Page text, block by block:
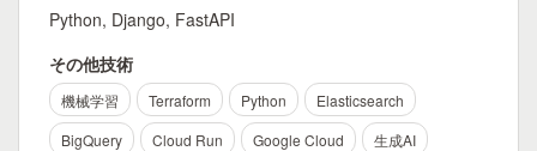
Python, Django, FastAPI
その他技術
機械学習 Terraform Python
Elasticsearch
BigQuery
Cloud Run Google Cloud 生成AI